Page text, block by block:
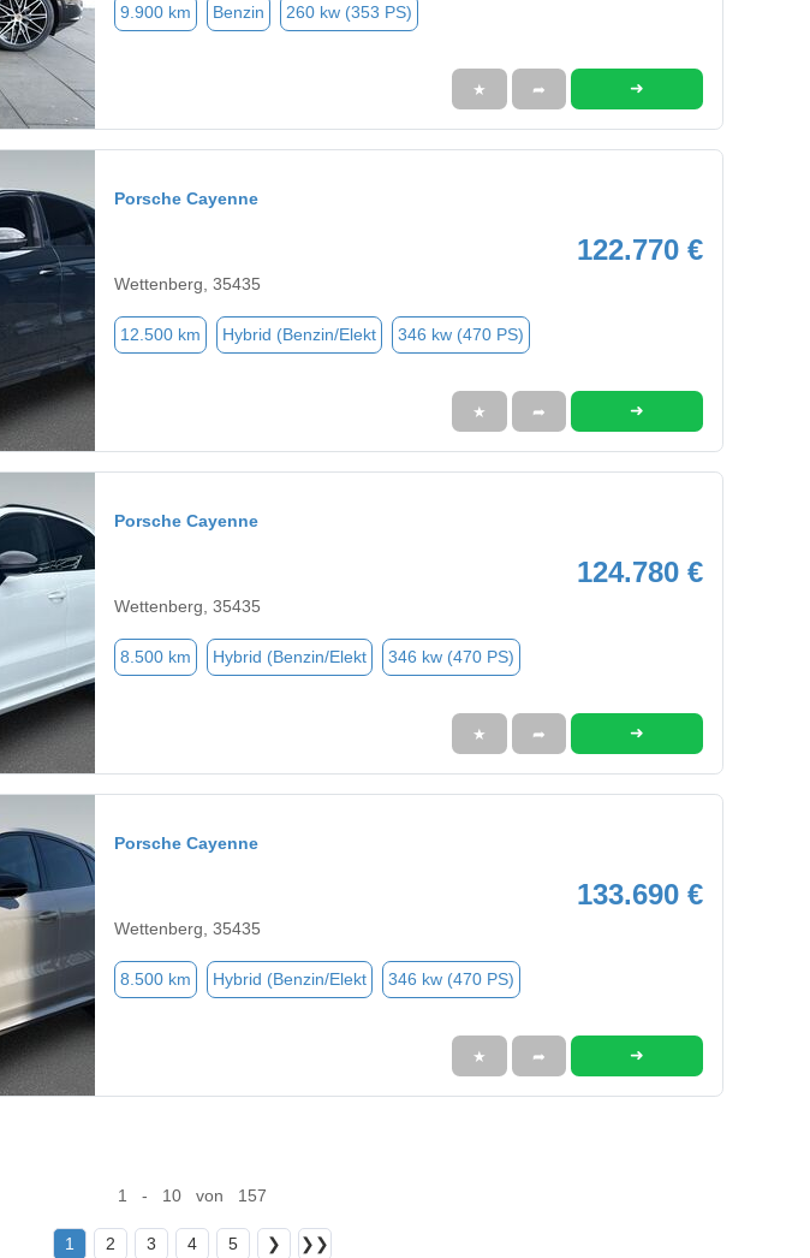
9.900 km Benzin 260 kw (353 PS)
★ ➦ ➜
Porsche Cayenne
122.770 €
Wettenberg, 35435
12.500 km Hybrid (Benzin/Elekt 346 kw (470 PS)
★ ➦ ➜
Porsche Cayenne
124.780 €
Wettenberg, 35435
8.500 km Hybrid (Benzin/Elekt 346 kw (470 PS)
★ ➦ ➜
Porsche Cayenne
133.690 €
Wettenberg, 35435
8.500 km Hybrid (Benzin/Elekt 346 kw (470 PS)
★ ➦ ➜
1 - 10 von 157
1 2 3 4 5 ❯ ❯❯